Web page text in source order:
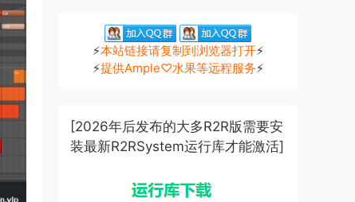
⚡本站链接请复制到浏览器打开⚡
⚡提供Ample♡水果等远程服务⚡
[2026年后发布的大多R2R版需要安
装最新R2RSystem运行库才能激活]